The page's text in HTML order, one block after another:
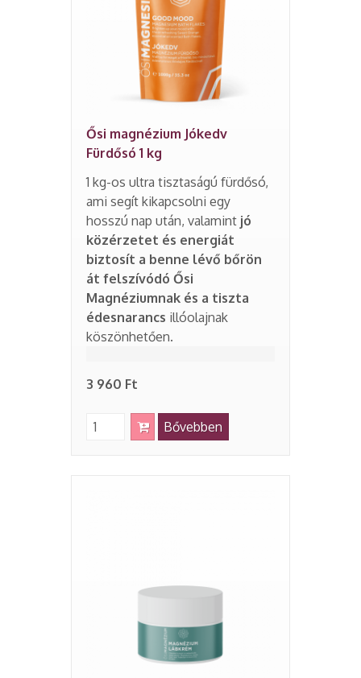
Ősi magnézium Jókedv
Fürdősó 1 kg
1 kg-os ultra tisztaságú fürdősó,
ami segít kikapcsolni egy
hosszú nap után, valamint jó
közérzetet és energiát
biztosít a benne lévő bőrön
át felszívódó Ősi
Magnéziumnak és a tiszta
édesnarancs illóolajnak
köszönhetően.
3 960 Ft
Bővebben